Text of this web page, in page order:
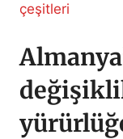
çeşitleri